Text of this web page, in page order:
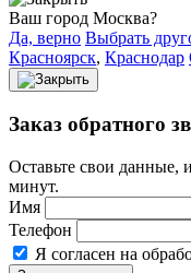
Ваш город Москва?
Да, верно Выбрать
Красноярск, Краснодар
Заказ обратного
Оставьте свои данные,
минут.
Имя
Телефон
Я согласен на